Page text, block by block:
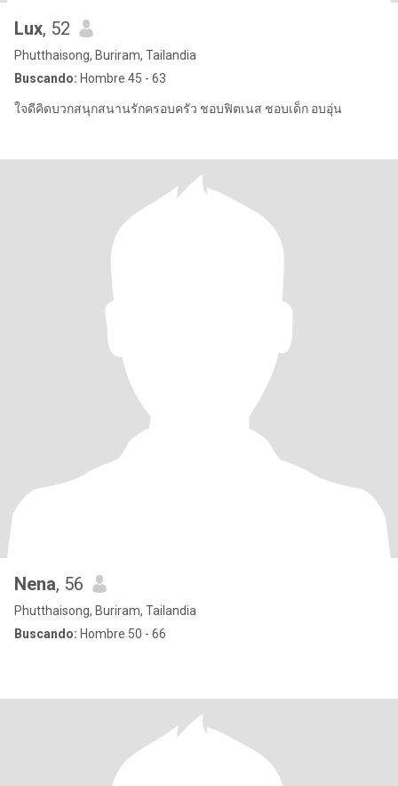
Lux, 52
Phutthaisong, Buriram, Tailandia
Buscando: Hombre 45 - 63
ใจดีคิดบวกสนุกสนานรักครอบครัว ชอบฟิตเนส ชอบเด็ก อบอุ่น
Nena, 56
Phutthaisong, Buriram, Tailandia
Buscando: Hombre 50 - 66